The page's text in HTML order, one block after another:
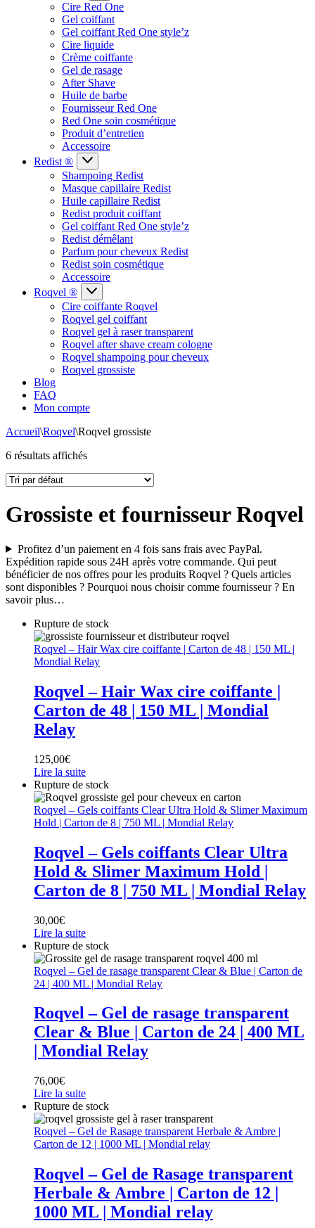
Cire Red One
Gel coiffant
Gel coiffant Red One style’z
Cire liquide
Crème coiffante
Gel de rasage
After Shave
Huile de barbe
Fournisseur Red One
Red One soin cosmétique
Produit d’entretien
Accessoire
Redist ®
Shampoing Redist
Masque capillaire Redist
Huile capillaire Redist
Redist produit coiffant
Gel coiffant Red One style’z
Redist démêlant
Parfum pour cheveux Redist
Redist soin cosmétique
Accessoire
Roqvel ®
Cire coiffante Roqvel
Roqvel gel coiffant
Roqvel gel à raser transparent
Roqvel after shave cream cologne
Roqvel shampoing pour cheveux
Roqvel grossiste
Blog
FAQ
Mon compte
Accueil\Roqvel\Roqvel grossiste
6 résultats affichés
Grossiste et fournisseur Roqvel
Profitez d’un paiement en 4 fois sans frais avec PayPal.
Expédition rapide sous 24H après votre commande. Qui peut
bénéficier de nos offres pour les produits Roqvel ? Quels articles
sont disponibles ? Pourquoi nous choisir comme fournisseur ? En
savoir plus…
Rupture de stock
Roqvel – Hair Wax cire coiffante | Carton de 48 | 150 ML |
Mondial Relay
Roqvel – Hair Wax cire coiffante |
Carton de 48 | 150 ML | Mondial
Relay
125,00€
Lire la suite
Rupture de stock
Roqvel – Gels coiffants Clear Ultra Hold & Slimer Maximum
Hold | Carton de 8 | 750 ML | Mondial Relay
Roqvel – Gels coiffants Clear Ultra
Hold & Slimer Maximum Hold |
Carton de 8 | 750 ML | Mondial Relay
30,00€
Lire la suite
Rupture de stock
Roqvel – Gel de rasage transparent Clear & Blue | Carton de
24 | 400 ML | Mondial Relay
Roqvel – Gel de rasage transparent
Clear & Blue | Carton de 24 | 400 ML
| Mondial Relay
76,00€
Lire la suite
Rupture de stock
Roqvel – Gel de Rasage transparent Herbale & Ambre |
Carton de 12 | 1000 ML | Mondial relay
Roqvel – Gel de Rasage transparent
Herbale & Ambre | Carton de 12 |
1000 ML | Mondial relay